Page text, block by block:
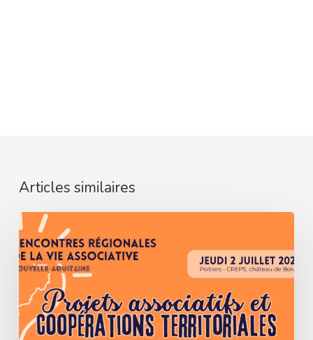
Articles similaires
5ᵉ
Rencontres
Régionales
la
Vie